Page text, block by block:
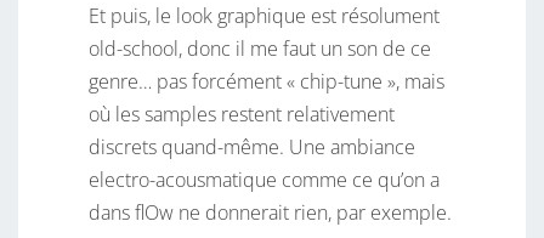
Et puis, le look graphique est résolument
old-school, donc il me faut un son de ce
genre… pas forcément « chip-tune », mais
où les samples restent relativement
discrets quand-même. Une ambiance
electro-acousmatique comme ce qu’on a
dans flOw ne donnerait rien, par exemple.